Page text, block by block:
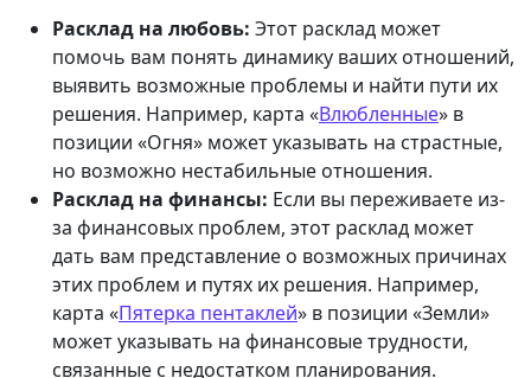
Расклад на любовь: Этот расклад может
помочь вам понять динамику ваших отношений,
выявить возможные проблемы и найти пути их
решения. Например, карта «Влюбленные» в
позиции «Огня» может указывать на страстные,
но возможно нестабильные отношения.
Расклад на финансы: Если вы переживаете из-
за финансовых проблем, этот расклад может
дать вам представление о возможных причинах
этих проблем и путях их решения. Например,
карта «Пятерка пентаклей» в позиции «Земли»
может указывать на финансовые трудности,
связанные с недостатком планирования.